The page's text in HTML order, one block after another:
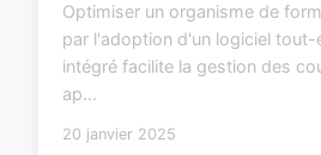
Optimiser un organisme de
par l'adoption d'un logiciel tout-
intégré facilite la gestion des
ap...
20 janvier 2025